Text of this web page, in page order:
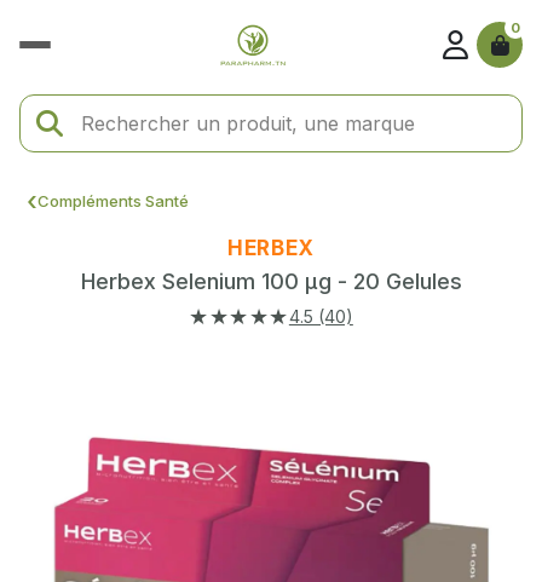
0
Compléments Santé
HERBEX
Herbex Selenium 100 µg - 20 Gelules
★★★★★4.5 (40)